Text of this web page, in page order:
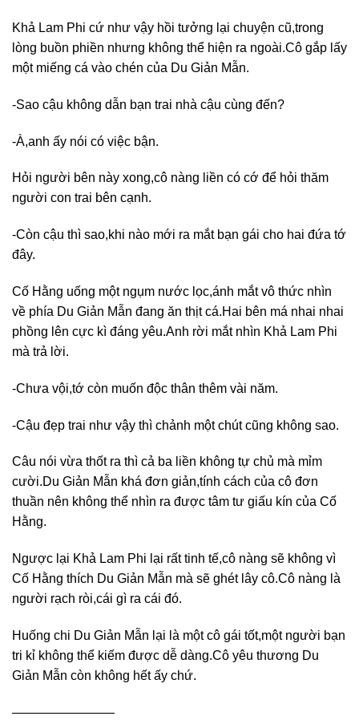
Khả Lam Phi cứ như vậy hồi tưởng lại chuyện cũ,trong
lòng buồn phiền nhưng không thể hiện ra ngoài.Cô gắp lấy
một miếng cá vào chén của Du Giản Mẫn.
-Sao cậu không dẫn bạn trai nhà cậu cùng đến?
-À,anh ấy nói có việc bận.
Hỏi người bên này xong,cô nàng liền có cớ để hỏi thăm
người con trai bên cạnh.
-Còn cậu thì sao,khi nào mới ra mắt bạn gái cho hai đứa tớ
đây.
Cố Hằng uống một ngụm nước lọc,ánh mắt vô thức nhìn
về phía Du Giản Mẫn đang ăn thịt cá.Hai bên má nhai nhai
phồng lên cực kì đáng yêu.Anh rời mắt nhìn Khả Lam Phi
mà trả lời.
-Chưa vội,tớ còn muốn độc thân thêm vài năm.
-Cậu đẹp trai như vậy thì chảnh một chút cũng không sao.
Câu nói vừa thốt ra thì cả ba liền không tự chủ mà mỉm
cười.Du Giản Mẫn khá đơn giản,tính cách của cô đơn
thuần nên không thể nhìn ra được tâm tư giấu kín của Cố
Hằng.
Ngược lại Khả Lam Phi lại rất tinh tế,cô nàng sẽ không vì
Cố Hằng thích Du Giản Mẫn mà sẽ ghét lây cô.Cô nàng là
người rạch ròi,cái gì ra cái đó.
Huống chi Du Giản Mẫn lại là một cô gái tốt,một người bạn
tri kỉ không thể kiếm được dễ dàng.Cô yêu thương Du
Giản Mẫn còn không hết ấy chứ.
————————